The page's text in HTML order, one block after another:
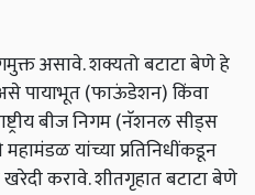
असावे. शक्यतो बटाटा बेणे हे
पायाभूत (फाऊंडेशन) किंवा
बीज निगम (नॅशनल सीड्स
महामंडळ यांच्या प्रतिनिधींकडून
करावे. शीतगृहात बटाटा बेणे